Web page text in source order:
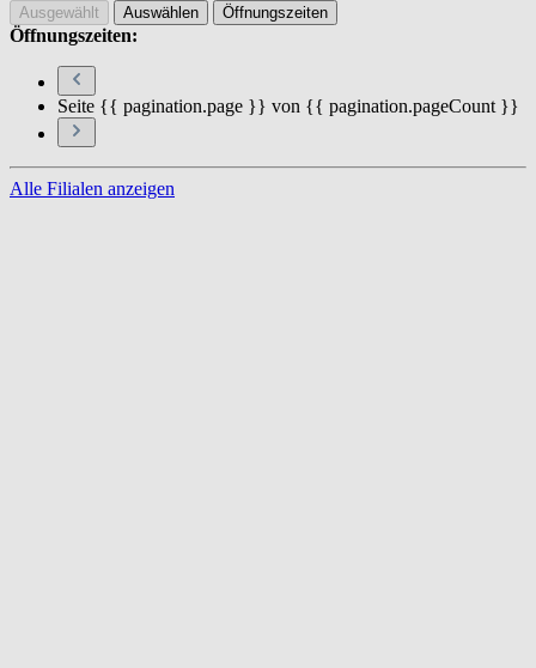
Ausgewählt Auswählen Öffnungszeiten
Öffnungszeiten:
Seite {{ pagination.page }} von {{ pagination.pageCount }}
Alle Filialen anzeigen